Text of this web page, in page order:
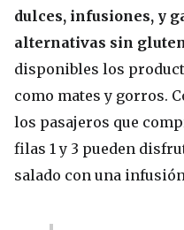
dulces, infusiones, y
alternativas sin
disponibles los
como mates y gorros.
los pasajeros que
filas 1 y 3 pueden
salado con una